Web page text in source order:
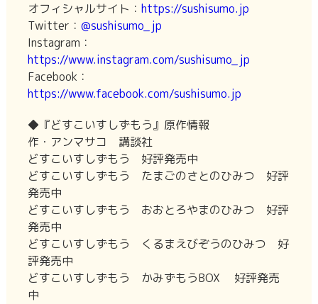
オフィシャルサイト： https://sushisumo.jp
Twitter： @sushisumo_jp
Instagram：
https://www.instagram.com/sushisumo_jp
Facebook：
https://www.facebook.com/sushisumo.jp
◆『どすこいすしずもう』原作情報
作・アンマサコ 講談社
どすこいすしずもう 好評発売中
どすこいすしずもう たまごのさとのひみつ 好評
発売中
どすこいすしずもう おおとろやまのひみつ 好評
発売中
どすこいすしずもう くるまえびぞうのひみつ 好
評発売中
どすこいすしずもう かみずもうBOX 好評発売
中